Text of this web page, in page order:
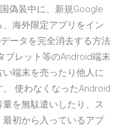
偽装中に、新規Google
海外限定アプリをイン
ータを完全消去する方法
ブレット等のAndroid端末
端末を売ったり他人に
使わなくなったAndroid
を無駄遣いしたり、ス
初から入っているアプ